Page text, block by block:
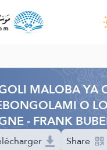
ba développeurs -
ya projet
na biso
MALOBA YA
O
- FRANK
Share